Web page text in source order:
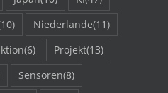
Niederlande(11)
(6) Projekt(13)
Sensoren(8)